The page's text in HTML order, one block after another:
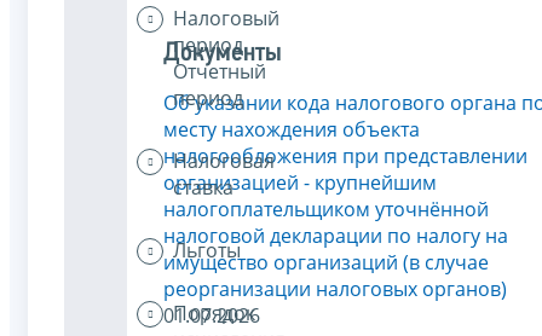
Налоговый
период.
Отчетный
период
Налоговая
ставка
Льготы
Порядок
Документы
Об указании кода налогового органа
месту нахождения объекта
налогообложения при представлении
организацией - крупнейшим
налогоплательщиком уточнённой
налоговой декларации по налогу на
имущество организаций (в случае
реорганизации налоговых органов)
01.07.2026